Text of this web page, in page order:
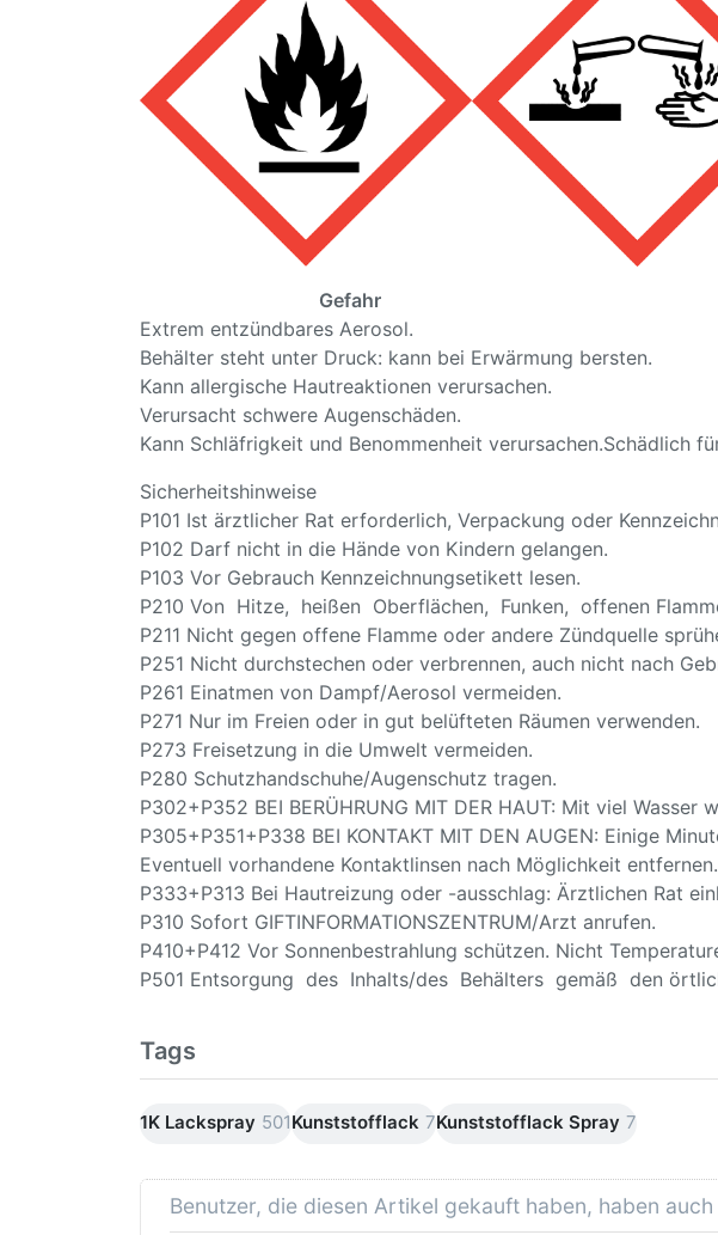
Gefahr
Extrem entzündbares Aerosol.
Behälter steht unter Druck: kann bei Erwärmung bersten.
Kann allergische Hautreaktionen verursachen.
Verursacht schwere Augenschäden.
Kann Schläfrigkeit und Benommenheit verursachen.Schädlich
Sicherheitshinweise
P101 Ist ärztlicher Rat erforderlich, Verpackung oder
P102 Darf nicht in die Hände von Kindern gelangen.
P103 Vor Gebrauch Kennzeichnungsetikett lesen.
P210 Von Hitze, heißen Oberflächen, Funken, offenen
P211 Nicht gegen offene Flamme oder andere Zündquelle
P251 Nicht durchstechen oder verbrennen, auch nicht nach
P261 Einatmen von Dampf/Aerosol vermeiden.
P271 Nur im Freien oder in gut belüfteten Räumen verwenden.
P273 Freisetzung in die Umwelt vermeiden.
P280 Schutzhandschuhe/Augenschutz tragen.
P302+P352 BEI BERÜHRUNG MIT DER HAUT: Mit viel Wasser
P305+P351+P338 BEI KONTAKT MIT DEN AUGEN: Einige
Eventuell vorhandene Kontaktlinsen nach Möglichkeit
P333+P313 Bei Hautreizung oder -ausschlag: Ärztlichen Rat
P310 Sofort GIFTINFORMATIONSZENTRUM/Arzt anrufen.
P410+P412 Vor Sonnenbestrahlung schützen. Nicht
P501 Entsorgung des Inhalts/des Behälters gemäß den
Tags
1K Lackspray 501Kunststofflack 7Kunststofflack Spray 7
Benutzer, die diesen Artikel gekauft haben, haben